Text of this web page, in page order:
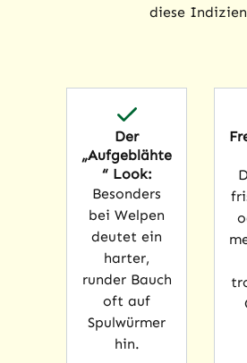
diese
Der
„Aufgeblähte
“ Look:
Besonders
bei Welpen
deutet ein
harter,
runder Bauch
oft auf
Spulwürmer
hin.